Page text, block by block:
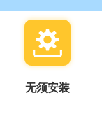
无须安装